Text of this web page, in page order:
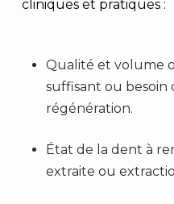
cliniques et pratiques :
Qualité et volume
suffisant ou besoin
régénération.
État de la dent à
extraite ou